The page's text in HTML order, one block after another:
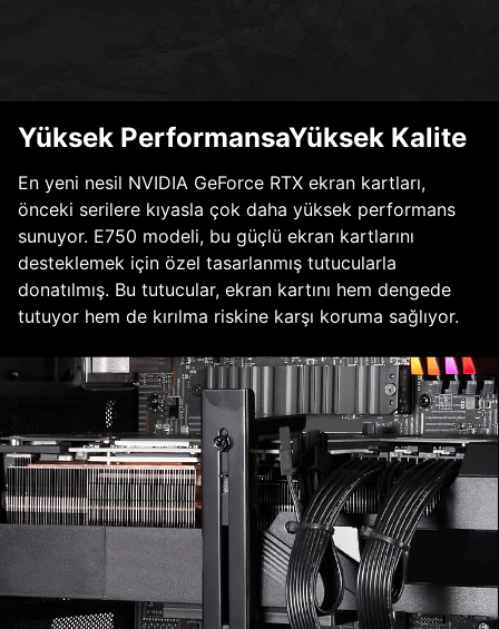
Yüksek PerformansaYüksek Kalite
En yeni nesil NVIDIA GeForce RTX ekran kartları,
önceki serilere kıyasla çok daha yüksek performans
sunuyor. E750 modeli, bu güçlü ekran kartlarını
desteklemek için özel tasarlanmış tutucularla
donatılmış. Bu tutucular, ekran kartını hem dengede
tutuyor hem de kırılma riskine karşı koruma sağlıyor.